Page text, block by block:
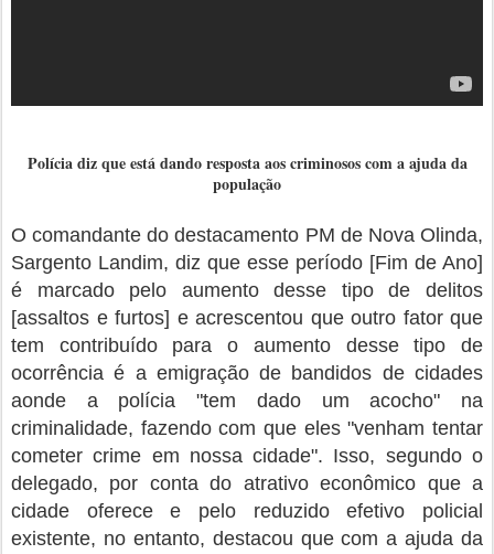
Polícia diz que está dando resposta aos criminosos com a ajuda da
população
O comandante do destacamento PM de Nova Olinda,
Sargento Landim, diz que esse período [Fim de Ano]
é marcado pelo aumento desse tipo de delitos
[assaltos e furtos] e acrescentou que outro fator que
tem contribuído para o aumento desse tipo de
ocorrência é a emigração de bandidos de cidades
aonde a polícia "tem dado um acocho" na
criminalidade, fazendo com que eles "venham tentar
cometer crime em nossa cidade". Isso, segundo o
delegado, por conta do atrativo econômico que a
cidade oferece e pelo reduzido efetivo policial
existente, no entanto, destacou que com a ajuda da